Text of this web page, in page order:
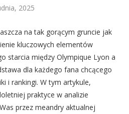
2025
na tak gorącym gruncie jak
kluczowych elementów
starcia między Olympique Lyon a
dla każdego fana chcącego
i rankingi. W tym artykule,
praktyce w analizie
przez meandry aktualnej